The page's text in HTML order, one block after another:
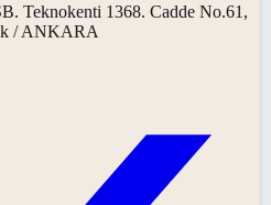
Teknokenti 1368. Cadde No.61,
/ ANKARA